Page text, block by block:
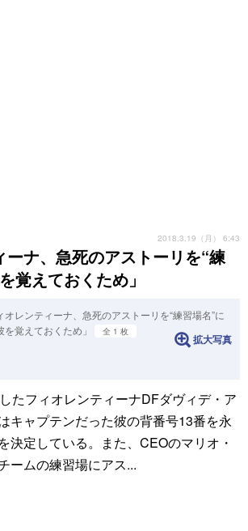
ーナ、急死のアストーリを“練
覚えておくため」
2018.3.19（月） 6:43
オレンティーナ、急死のアストーリを“練習場名”に
を覚えておくため」
全 1 枚
拡大写真
たフィオレンティーナDFダヴィデ・ア
キャプテンだった彼の背番号13番を永
決定している。また、CEOのマリオ・
ームの練習場にアス...